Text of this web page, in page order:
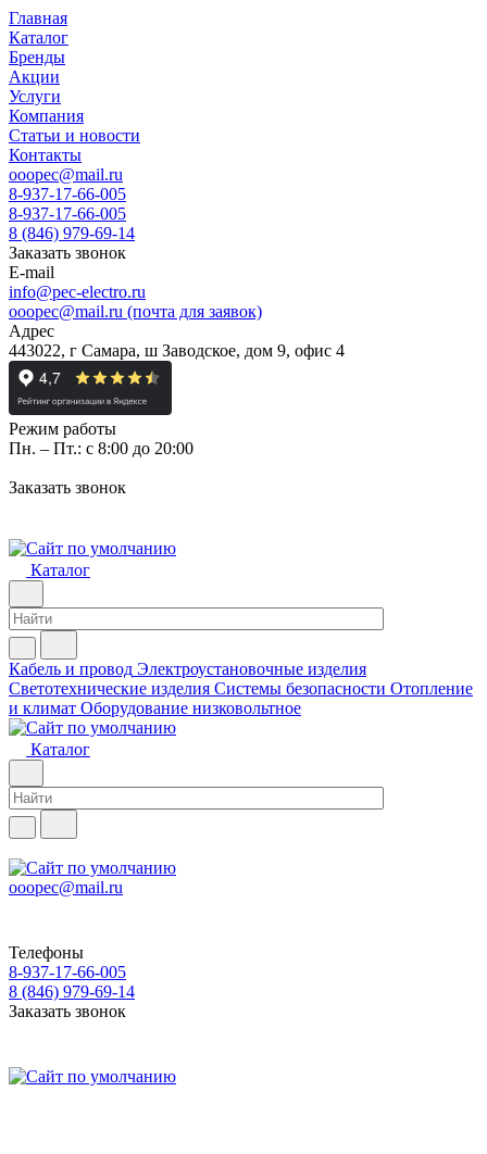
Главная
Каталог
Бренды
Акции
Услуги
Компания
Статьи и новости
Контакты
ooopec@mail.ru
8-937-17-66-005
8-937-17-66-005
8 (846) 979-69-14
Заказать звонок
E-mail
info@pec-electro.ru
ooopec@mail.ru (почта для заявок)
Адрес
443022, г Самара, ш Заводское, дом 9, офис 4
Режим работы
Пн. – Пт.: с 8:00 до 20:00
Заказать звонок
Каталог
Кабель и провод Электроустановочные изделия
Светотехнические изделия Системы безопасности Отопление
и климат Оборудование низковольтное
Каталог
ooopec@mail.ru
Телефоны
8-937-17-66-005
8 (846) 979-69-14
Заказать звонок